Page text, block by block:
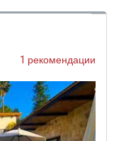
1 рекомендации